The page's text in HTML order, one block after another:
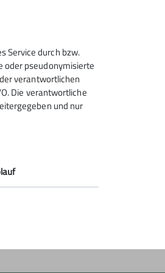
des
Alpenvereins e.V.
17
Service durch bzw.
oder pseudonymisierte
verantwortlichen
Die verantwortliche
und nur